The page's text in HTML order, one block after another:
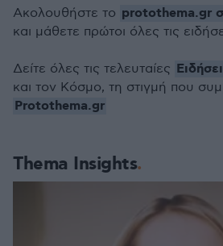
Thema Insights
Ακολουθήστε το protothema.gr
και μάθετε πρώτοι όλες τις
Δείτε όλες τις τελευταίες
και τον Κόσμο, τη στιγμή που
Protothema.gr